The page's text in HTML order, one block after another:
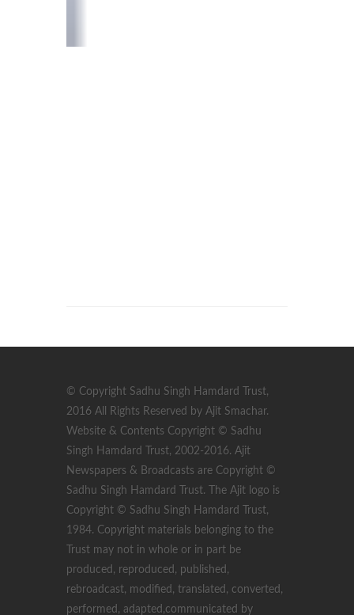
© Copyright Sadhu Singh Hamdard Trust,
2016 All Rights Reserved by Ajit Smachar.
Website & Contents Copyright © Sadhu
Singh Hamdard Trust, 2002-2016. Ajit
Newspapers & Broadcasts are Copyright ©
Sadhu Singh Hamdard Trust. The Ajit logo is
Copyright © Sadhu Singh Hamdard Trust,
1984. Copyright materials belonging to the
Trust may not in whole or in part be
produced, reproduced, published,
rebroadcast, modified, translated, converted,
performed, adapted,communicated by